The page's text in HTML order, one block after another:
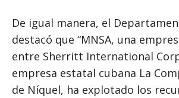
De igual manera, el
destacó que “MNSA, una
entre Sherritt International
empresa estatal cubana La
de Níquel, ha explotado los